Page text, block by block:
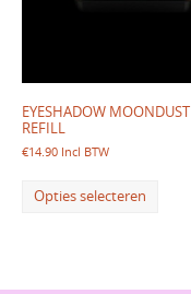
EYESHADOW MOONDUST
REFILL
€14.90 Incl BTW
Opties selecteren